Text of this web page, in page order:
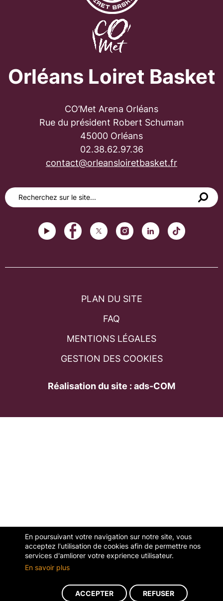
En poursuivant votre navigation sur notre site, vous
acceptez l'utilisation de cookies afin de permettre nos
services d'amliorer votre exprience utilisateur.
En savoir plus
ACCEPTER REFUSER
Orléans Loiret Basket
CO’Met Arena Orléans
Rue du président Robert Schuman
45000 Orléans
02.38.62.97.36
contact@orleansloiretbasket.fr
PLAN DU SITE
FAQ
MENTIONS LÉGALES
GESTION DES COOKIES
Réalisation du site : ads-COM